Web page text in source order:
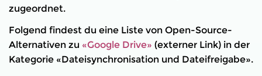
zugeordnet.
Folgend findest du eine Liste von Open-Source-
Alternativen zu «Google Drive» (externer Link) in der
Kategorie «Dateisynchronisation und Dateifreigabe».